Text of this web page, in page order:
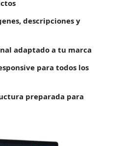
descripciones y
adaptado a tu marca
para todos los
preparada para